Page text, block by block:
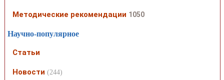
Методические рекомендации 1050
Научно-популярное
Статьи
Новости (244)